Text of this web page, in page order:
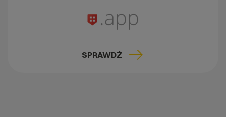
SPRAWDŹ